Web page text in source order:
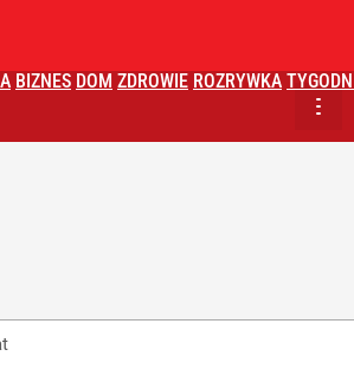
BIZNES DOM ZDROWIE ROZRYWKA